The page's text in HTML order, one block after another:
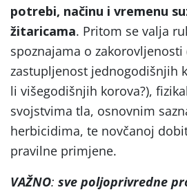
potrebi, načinu i vremenu
žitaricama. Pritom se valja
spoznajama o zakorovljenosti
zastupljenost jednogodišnjih
li višegodišnjih korova?),
svojstvima tla, osnovnim
herbicidima, te novčanoj
pravilne primjene.
VAŽNO: sve poljoprivredne